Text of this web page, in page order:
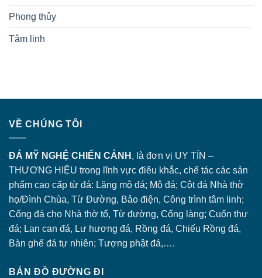
Phong thủy
Tâm linh
VỀ CHÚNG TÔI
ĐÁ MỸ NGHỆ CHIẾN CẢNH , là đơn vị UY TÍN –
THƯƠNG HIỆU trong lĩnh vực điêu khắc, chế tác các sản
phẩm cao cấp từ đá: Lăng mộ đá; Mộ đá; Cột đá Nhà thờ
họ/Đình Chùa, Từ Đường, Bảo điện, Công trình tâm linh;
Cổng đá cho Nhà thờ tổ, Từ đường, Cổng làng; Cuốn thư
đá; Lan can đá, Lư hương đá, Rồng đá, Chiếu Rồng đá,
Bàn ghế đá tự nhiên; Tượng phật đá,….
BẢN ĐỒ ĐƯỜNG ĐI